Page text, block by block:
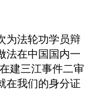
为法轮功学员辩
法在中国国内一
建三江事件二审
在我们的身分证